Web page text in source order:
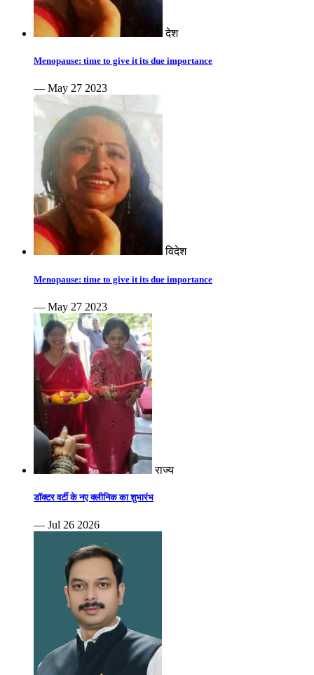
देश
Menopause: time to give it its due importance
— May 27 2023
विदेश
Menopause: time to give it its due importance
— May 27 2023
राज्य
डॉक्टर वर्टी के नए क्लीनिक का शुभारंभ
— Jul 26 2026